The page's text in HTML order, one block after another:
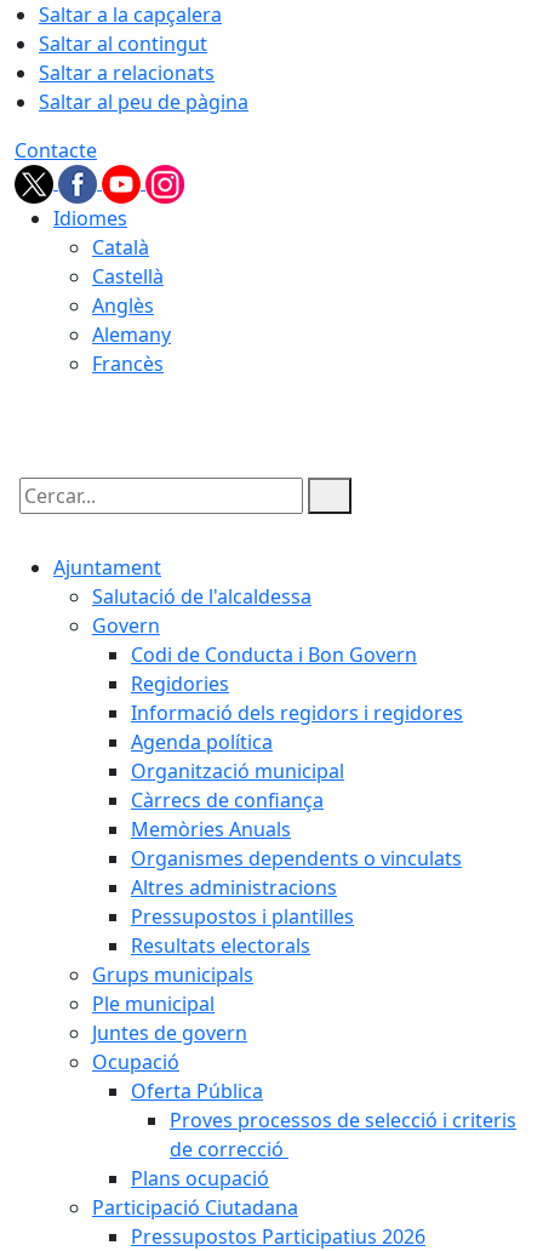
Saltar a la capçalera
Saltar al contingut
Saltar a relacionats
Saltar al peu de pàgina
Contacte
Idiomes
Català
Castellà
Anglès
Alemany
Francès
Cercar:
Ajuntament
Salutació de l'alcaldessa
Govern
Codi de Conducta i Bon Govern
Regidories
Informació dels regidors i regidores
Agenda política
Organització municipal
Càrrecs de confiança
Memòries Anuals
Organismes dependents o vinculats
Altres administracions
Pressupostos i plantilles
Resultats electorals
Grups municipals
Ple municipal
Juntes de govern
Ocupació
Oferta Pública
Proves processos de selecció i criteris
de correcció
Plans ocupació
Participació Ciutadana
Pressupostos Participatius 2026